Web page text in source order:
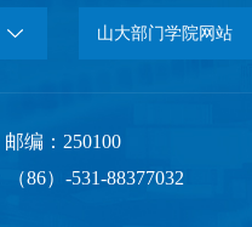
山大部门学院网站
编：250100
86）-531-88377032